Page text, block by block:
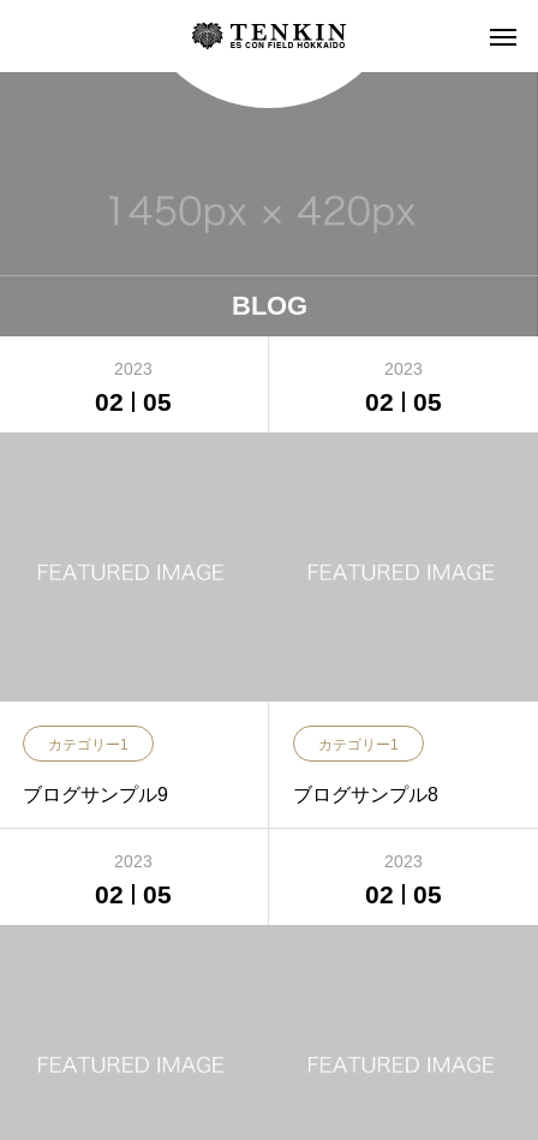
BLOG
2023
02 05
カテゴリー1
ブログサンプル9
2023
02 05
カテゴリー1
ブログサンプル8
2023
02 05
2023
02 05